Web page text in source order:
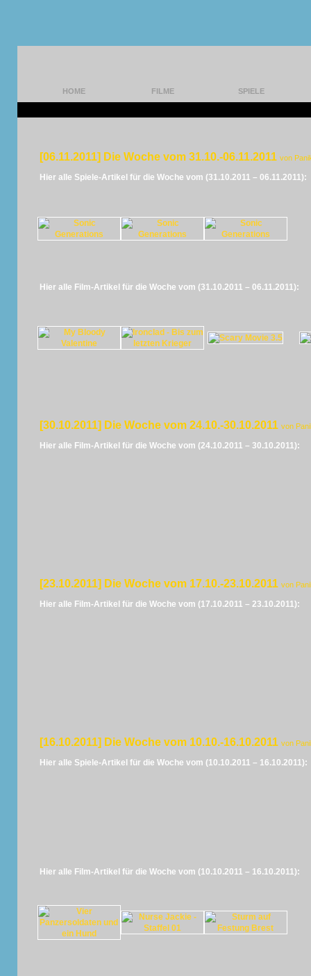
HOME FILME SPIELE
[06.11.2011] Die Woche vom 31.10.-06.11.2011 von
Hier alle Spiele-Artikel für die Woche vom (31.10.2011 – 06.11.2011):
Hier alle Film-Artikel für die Woche vom (31.10.2011 – 06.11.2011):
[30.10.2011] Die Woche vom 24.10.-30.10.2011 von
Hier alle Film-Artikel für die Woche vom (24.10.2011 – 30.10.2011):
[23.10.2011] Die Woche vom 17.10.-23.10.2011 von
Hier alle Film-Artikel für die Woche vom (17.10.2011 – 23.10.2011):
[16.10.2011] Die Woche vom 10.10.-16.10.2011 von
Hier alle Spiele-Artikel für die Woche vom (10.10.2011 – 16.10.2011):
Hier alle Film-Artikel für die Woche vom (10.10.2011 – 16.10.2011):